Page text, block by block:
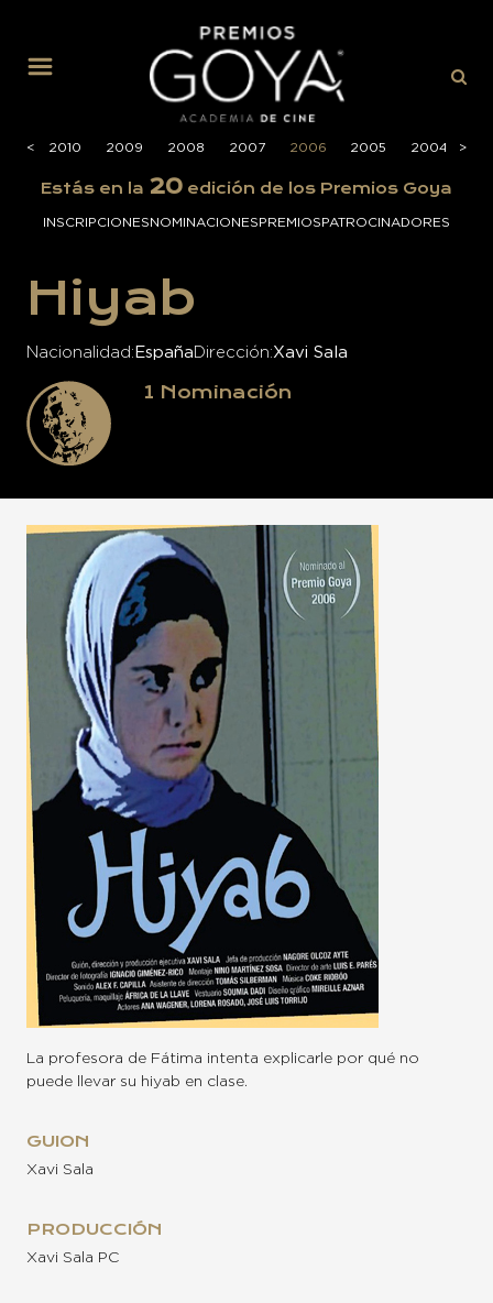
<
< 2010 2009 2008 2007 2006 2005 2004 >
>
Estás en la 20 edición de los Premios Goya
INSCRIPCIONESNOMINACIONESPREMIOSPATROCINADORES
Hiyab
Nacionalidad España Dirección Xavi Sala
1 Nominación
La profesora de Fátima intenta explicarle por qué no
puede llevar su hiyab en clase.
GUION
Xavi Sala
PRODUCCIÓN
Xavi Sala PC